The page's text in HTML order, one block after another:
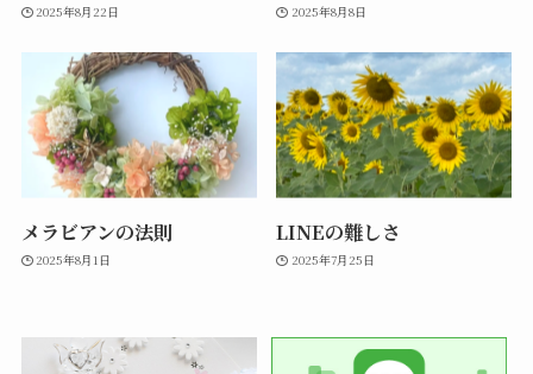
2025年8月22日 2025年8月8日
メラビアンの法則
2025年8月1日
LINEの難しさ
2025年7月25日